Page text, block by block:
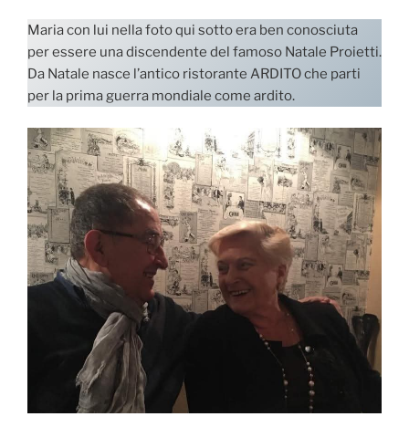
Maria con lui nella foto qui sotto era ben conosciuta
per essere una discendente del famoso Natale Proietti.
Da Natale nasce l’antico ristorante ARDITO che parti
per la prima guerra mondiale come ardito.